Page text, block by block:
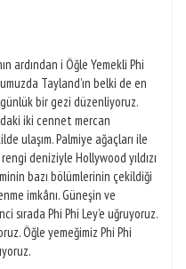
ardından i Öğle Yemekli Phi
Tayland’ın belki de en
bir gezi düzenliyoruz.
iki cennet mercan
ulaşım. Palmiye ağaçları ile
deniziyle Hollywood yıldızı
bazı bölümlerinin çekildiği
imkânı. Güneşin ve
sırada Phi Phi Ley’e uğruyoruz.
Öğle yemeğimiz Phi Phi